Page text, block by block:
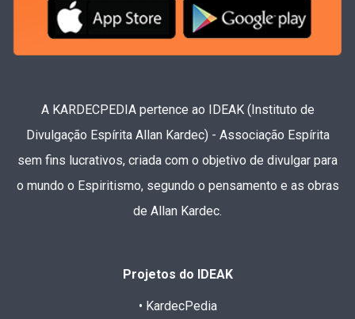
A KARDECPEDIA pertence ao IDEAK (Instituto de
Divulgação Espírita Allan Kardec) - Associação Espírita
sem fins lucrativos, criada com o objetivo de divulgar para
o mundo o Espiritismo, segundo o pensamento e as obras
de Allan Kardec.
Projetos do IDEAK
• KardecPedia